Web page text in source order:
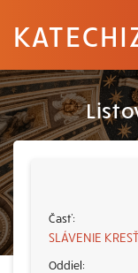
SLÁVENIE